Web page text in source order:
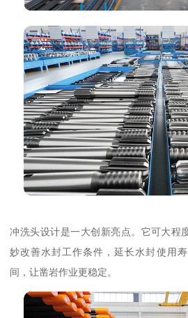
冲洗头设计是一大创新亮点。它可大程
妙改善水封工作条件，延长水封使用
间，让凿岩作业更稳定。